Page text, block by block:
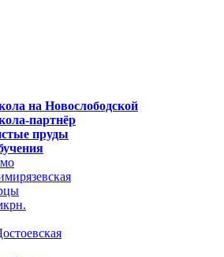
на Новослободской
партнёр
пруды